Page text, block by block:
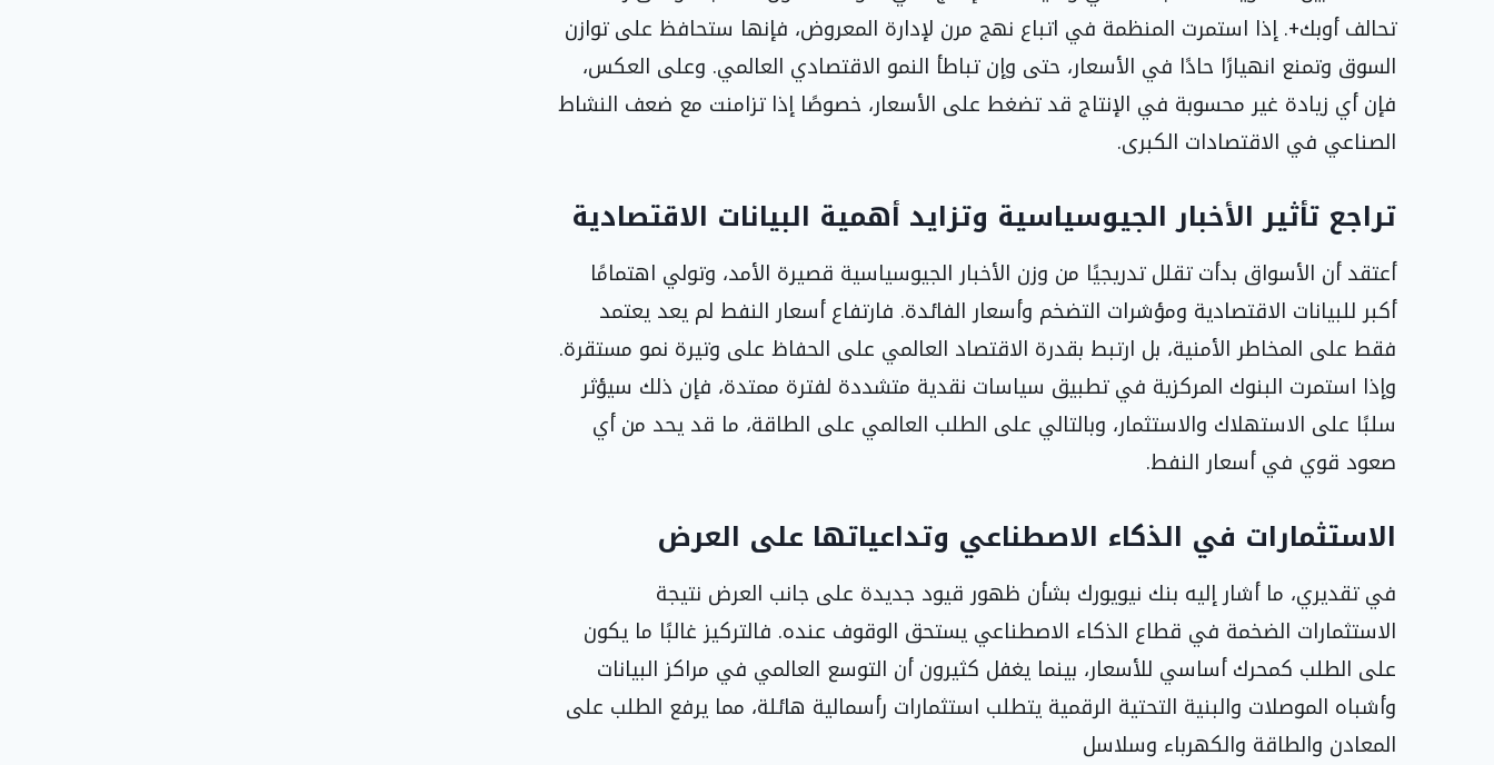
تحالف أوبك+. إذا استمرت المنظمة في اتباع نهج مرن لإدارة المعروض، فإنها ستحافظ على توازن
السوق وتمنع انهيارًا حادًا في الأسعار، حتى وإن تباطأ النمو الاقتصادي العالمي. وعلى العكس،
فإن أي زيادة غير محسوبة في الإنتاج قد تضغط على الأسعار، خصوصًا إذا تزامنت مع ضعف النشاط
الصناعي في الاقتصادات الكبرى.
تراجع تأثير الأخبار الجيوسياسية وتزايد أهمية البيانات الاقتصادية
أعتقد أن الأسواق بدأت تقلل تدريجيًا من وزن الأخبار الجيوسياسية قصيرة الأمد، وتولي اهتمامًا
أكبر للبيانات الاقتصادية ومؤشرات التضخم وأسعار الفائدة. فارتفاع أسعار النفط لم يعد يعتمد
فقط على المخاطر الأمنية، بل ارتبط بقدرة الاقتصاد العالمي على الحفاظ على وتيرة نمو مستقرة.
وإذا استمرت البنوك المركزية في تطبيق سياسات نقدية متشددة لفترة ممتدة، فإن ذلك سيؤثر
سلبًا على الاستهلاك والاستثمار، وبالتالي على الطلب العالمي على الطاقة، ما قد يحد من أي
صعود قوي في أسعار النفط.
الاستثمارات في الذكاء الاصطناعي وتداعياتها على العرض
في تقديري، ما أشار إليه بنك نيويورك بشأن ظهور قيود جديدة على جانب العرض نتيجة
الاستثمارات الضخمة في قطاع الذكاء الاصطناعي يستحق الوقوف عنده. فالتركيز غالبًا ما يكون
على الطلب كمحرك أساسي للأسعار، بينما يغفل كثيرون أن التوسع العالمي في مراكز البيانات
وأشباه الموصلات والبنية التحتية الرقمية يتطلب استثمارات رأسمالية هائلة، مما يرفع الطلب على
المعادن والطاقة والكهرباء وسلاسل